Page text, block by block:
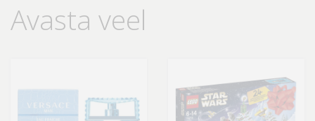
Avasta veel